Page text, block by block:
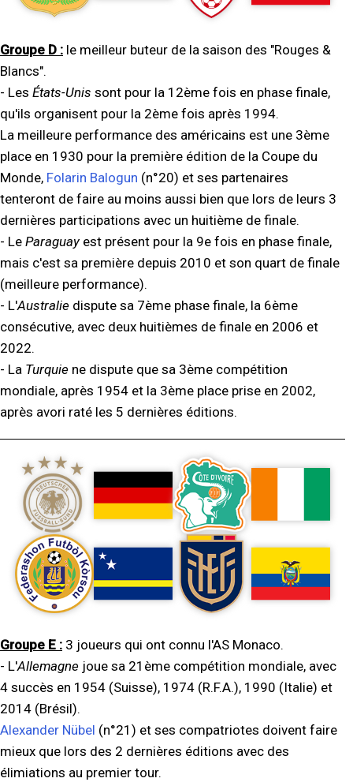
Groupe D : le meilleur buteur de la saison des "Rouges &
Blancs".
- Les États-Unis sont pour la 12ème fois en phase finale,
qu'ils organisent pour la 2ème fois après 1994.
La meilleure performance des américains est une 3ème
place en 1930 pour la première édition de la Coupe du
Monde, Folarin Balogun (n°20) et ses partenaires
tenteront de faire au moins aussi bien que lors de leurs 3
dernières participations avec un huitième de finale.
- Le Paraguayest présent pour la 9e fois en phase finale,
mais c'est sa première depuis 2010 et son quart de finale
(meilleure performance).
- L'Australie dispute sa 7ème phase finale, la 6ème
consécutive, avec deux huitièmes de finale en 2006 et
2022.
- La Turquie ne dispute que sa 3ème compétition
mondiale, après 1954 et la 3ème place prise en 2002,
après avori raté les 5 dernières éditions.
Groupe E : 3 joueurs qui ont connu l'AS Monaco.
- L'Allemagne joue sa 21ème compétition mondiale, avec
4 succès en 1954 (Suisse), 1974 (R.F.A.), 1990 (Italie) et
2014 (Brésil).
Alexander Nübel (n°21) et ses compatriotes doivent faire
mieux que lors des 2 dernières éditions avec des
élimiations au premier tour.